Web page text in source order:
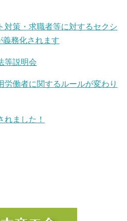
対策・求職者等に対するセクシ
義務化されます
等説明会
労働者に関するルールが変わり
れました！